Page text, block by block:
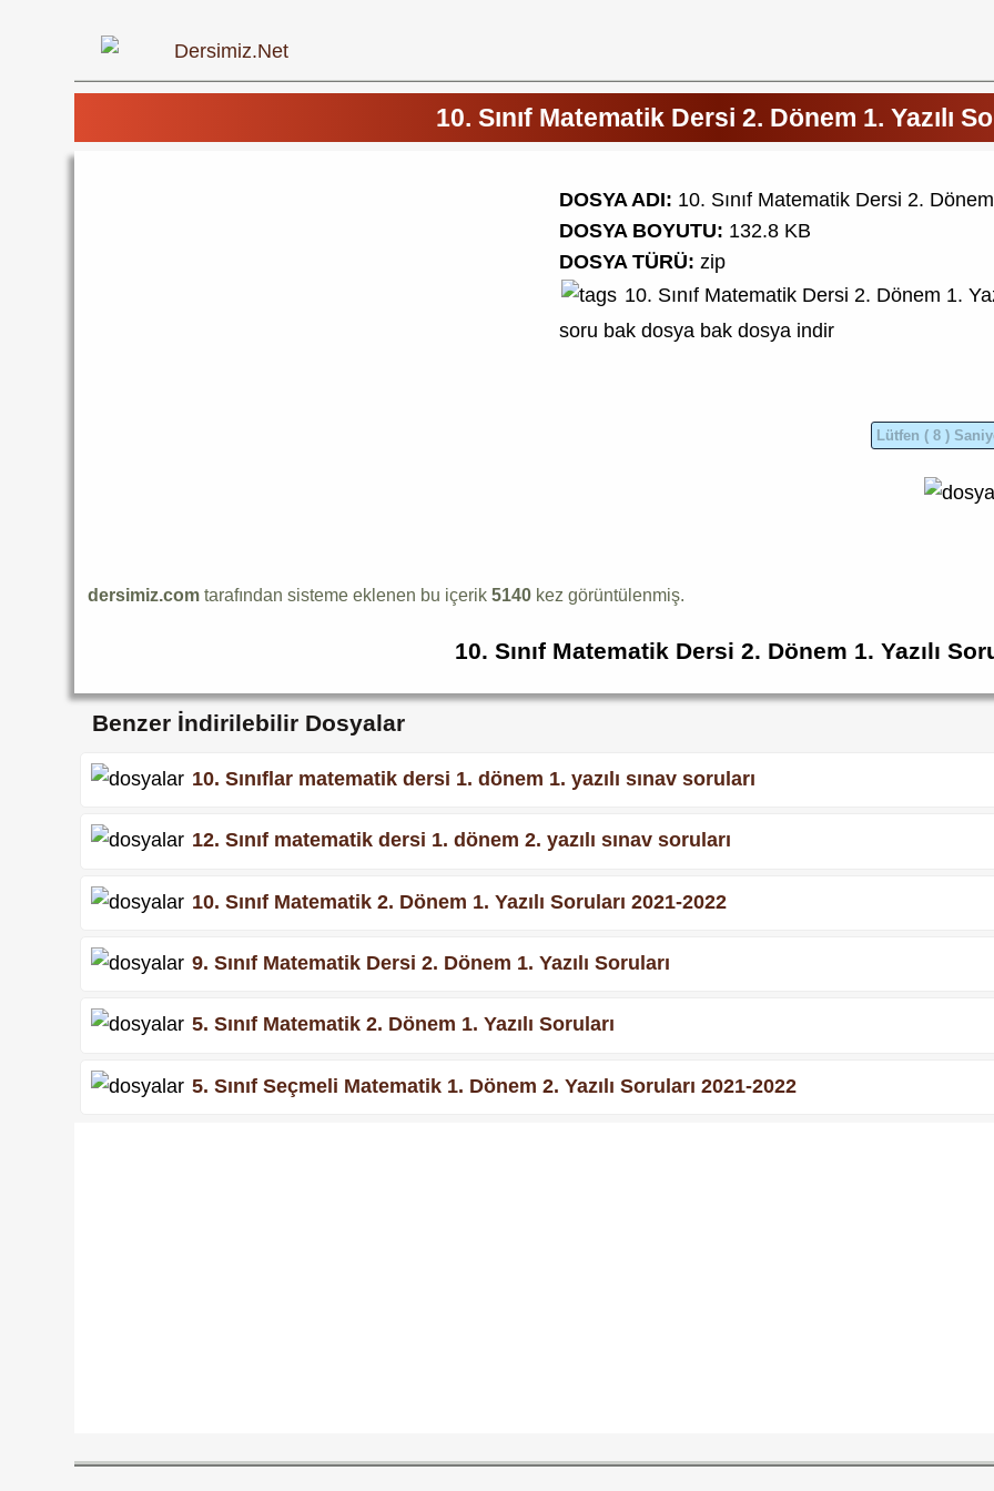
10. Sınıf Matematik Dersi 2. Dönem 1. Yazılı
DOSYA ADI: 10. Sınıf Matematik Dersi 2. Dönem
DOSYA BOYUTU: 132.8 KB
DOSYA TÜRÜ: zip
10. Sınıf Matematik Dersi 2. Dönem 1.
soru bak dosya bak dosya indir
dersimiz.com tarafından sisteme eklenen bu içerik5140 kez görüntülenmiş.
10. Sınıf Matematik Dersi 2. Dönem 1. Yazılı
Benzer İndirilebilir Dosyalar
10. Sınıflar matematik dersi 1. dönem 1. yazılı sınav soruları
12. Sınıf matematik dersi 1. dönem 2. yazılı sınav soruları
10. Sınıf Matematik 2. Dönem 1. Yazılı Soruları 2021-2022
9. Sınıf Matematik Dersi 2. Dönem 1. Yazılı Soruları
5. Sınıf Matematik 2. Dönem 1. Yazılı Soruları
5. Sınıf Seçmeli Matematik 1. Dönem 2. Yazılı Soruları 2021-2022